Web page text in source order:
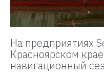
На предприятиях
Красноярском
навигационный